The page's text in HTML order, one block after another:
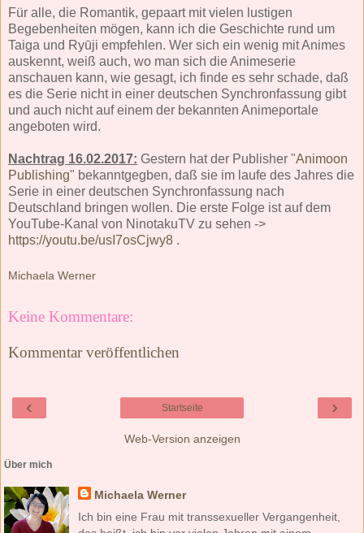
Für alle, die Romantik, gepaart mit vielen lustigen
Begebenheiten mögen, kann ich die Geschichte rund um
Taiga und Ryūji empfehlen. Wer sich ein wenig mit Animes
auskennt, weiß auch, wo man sich die Animeserie
anschauen kann, wie gesagt, ich finde es sehr schade, daß
es die Serie nicht in einer deutschen Synchronfassung gibt
und auch nicht auf einem der bekannten Animeportale
angeboten wird.
Nachtrag 16.02.2017: Gestern hat der Publisher "Animoon
Publishing" bekanntgegben, daß sie im laufe des Jahres die
Serie in einer deutschen Synchronfassung nach
Deutschland bringen wollen. Die erste Folge ist auf dem
YouTube-Kanal von NinotakuTV zu sehen ->
https://youtu.be/usI7osCjwy8 .
Michaela Werner
Keine Kommentare:
Kommentar veröffentlichen
‹ ›
Startseite
Web-Version anzeigen
Über mich
Michaela Werner
Ich bin eine Frau mit transsexueller Vergangenheit,